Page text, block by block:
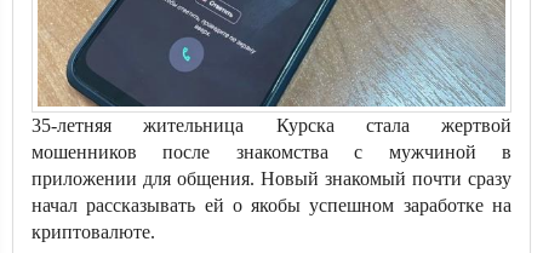
35-летняя жительница Курска стала жертвой
мошенников после знакомства с мужчиной в
приложении для общения. Новый знакомый почти сразу
начал рассказывать ей о якобы успешном заработке на
криптовалюте.